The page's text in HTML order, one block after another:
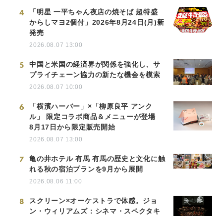
4
「明星 一平ちゃん夜店の焼そば 超特盛
からしマヨ2個付」2026年8月24日(月)新
発売
2026.08.07 13:00
5
中国と米国の経済界が関係を強化し、サ
プライチェーン協力の新たな機会を模索
2026.08.07 10:00
6
「横濱ハーバー」×「柳原良平 アンク
ル」 限定コラボ商品＆メニューが登場
8月17日から限定販売開始
2026.08.07 13:00
7
亀の井ホテル 有馬 有馬の歴史と文化に触
れる秋の宿泊プランを9月から展開
2026.08.06 11:00
8
スクリーン×オーケストラで体感。ジョ
ン・ウィリアムズ：シネマ・スペクタキ